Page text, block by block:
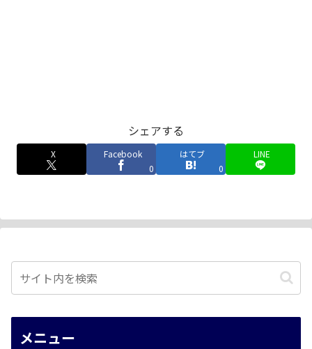
シェアする
X
Facebook
0
はてブ
0
LINE
メニュー